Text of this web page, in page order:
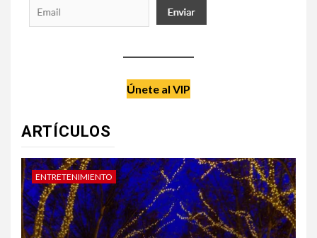
Únete al VIP
ARTÍCULOS
DATE UN CAPRICHO